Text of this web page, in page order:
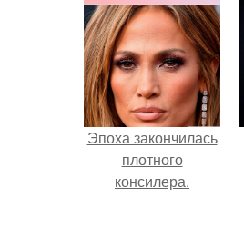
Эпоха закончилась
плотного
консилера.